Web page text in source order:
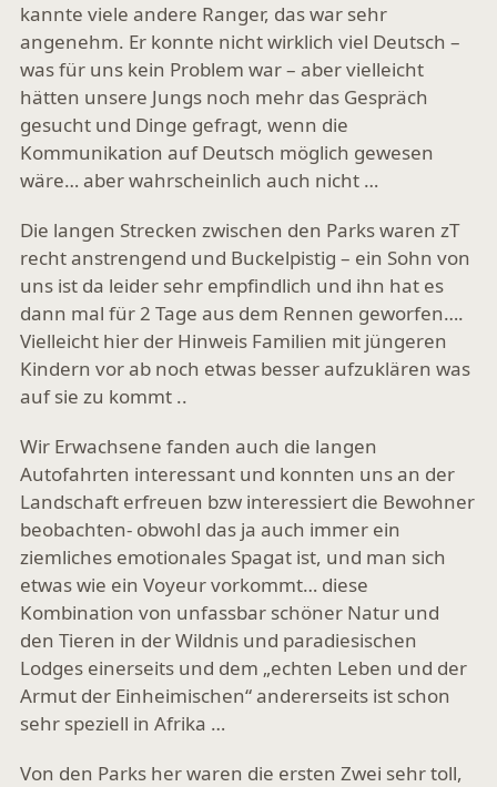
kannte viele andere Ranger, das war sehr
angenehm. Er konnte nicht wirklich viel Deutsch –
was für uns kein Problem war – aber vielleicht
hätten unsere Jungs noch mehr das Gespräch
gesucht und Dinge gefragt, wenn die
Kommunikation auf Deutsch möglich gewesen
wäre… aber wahrscheinlich auch nicht …
Die langen Strecken zwischen den Parks waren zT
recht anstrengend und Buckelpistig – ein Sohn von
uns ist da leider sehr empfindlich und ihn hat es
dann mal für 2 Tage aus dem Rennen geworfen….
Vielleicht hier der Hinweis Familien mit jüngeren
Kindern vor ab noch etwas besser aufzuklären was
auf sie zu kommt ..
Wir Erwachsene fanden auch die langen
Autofahrten interessant und konnten uns an der
Landschaft erfreuen bzw interessiert die Bewohner
beobachten- obwohl das ja auch immer ein
ziemliches emotionales Spagat ist, und man sich
etwas wie ein Voyeur vorkommt… diese
Kombination von unfassbar schöner Natur und
den Tieren in der Wildnis und paradiesischen
Lodges einerseits und dem „echten Leben und der
Armut der Einheimischen“ andererseits ist schon
sehr speziell in Afrika …
Von den Parks her waren die ersten Zwei sehr toll,